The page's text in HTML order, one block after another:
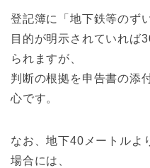
登記簿に「地下鉄等のず
目的が明示されていれば
られますが、
判断の根拠を申告書の添
心です。
なお、地下40メートルよ
場合には、